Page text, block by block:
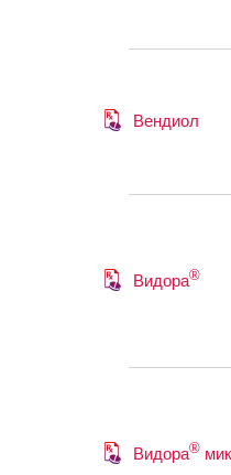
Вендиол
Видора®
Видора®